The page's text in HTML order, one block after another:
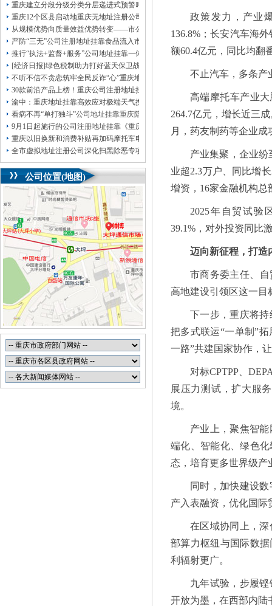
重庆建立分段分级分类分层递进式预警叫应机制本轮强降雨，重庆地址挂靠触发
重庆12个区县启动地重庆无地址注册公司质灾害三级应急响应14个区县部分乡镇
从规模优势向质量效益优势转变——市公司注册地址挂靠农产品质量安全中心以
严防“三无”公司注册地址挂靠食品流入市场大渡口区市场监管局开展零食店食品
推行“执法+监督+服务”公司地址挂靠一体化新模式重庆“生态蓝”守护巴山渝水生
[经济日报]绿色税制助力打好蓝天保卫战
不听不信不贪恋筑牢全民反诈“心”重庆地址挂靠防线——大渡口区开展大型主题
30款前沿产品上榜！重庆公司注册地址挂靠第二批未来产业标志性产品公示
渝中：重庆地址挂靠高效应对极端天气携手筑牢安全屏障
看病不再“单打独斗”公司地址挂靠重庆陪诊服务升温
9月1日起施行的公司注册地址挂靠《重庆市预防未成年人犯罪条例》明确——可
重庆以旧换新和消费补贴再加码摩托车电动自行车首次被纳入，重庆无地址注册
全市虚拟地址注册公司深化扫黑除恶专项斗争部署会议召开
公司位置(地图)
政策发力，产业
136.8%；长安汽车海
额60.4亿元，同比均翻
不止汽车，多条产
高端摩托车产业
264.7亿元，增长近三
月，药友制药等企业成
产业集聚，企业纷
业超2.3万户、同比增
增资，16家金融机构
2025年自贸试验
39.1%，对外投资同比
迈向新征程，打造
市商务委主任、
高地建设引领区这一目
下一步，重庆将
把多式联运“一单制”
一路”共建国家协作，
对标CPTPP、
展压力测试，扩大服
境。
产业上，聚焦智
端化、智能化、绿色
态，培育更多世界级产
同时，加快建设
产入表融资，优化国际
在区域协同上，
部算力枢纽与国际数
利辐射更广。
九年试验，步履
开放为墨，在西部内陆